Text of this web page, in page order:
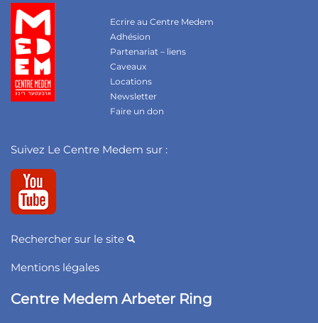
Ecrire au Centre Medem
Adhésion
Partenariat – liens
Caveaux
Locations
Newsletter
Faire un don
Suivez Le Centre Medem sur :
Rechercher sur le site
Mentions légales
Centre Medem Arbeter Ring